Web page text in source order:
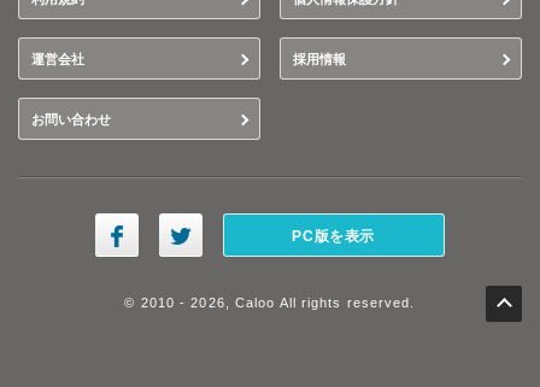
運営会社 採用情報
お問い合わせ
PC版を表示
© 2010 - 2026, Caloo All rights reserved.